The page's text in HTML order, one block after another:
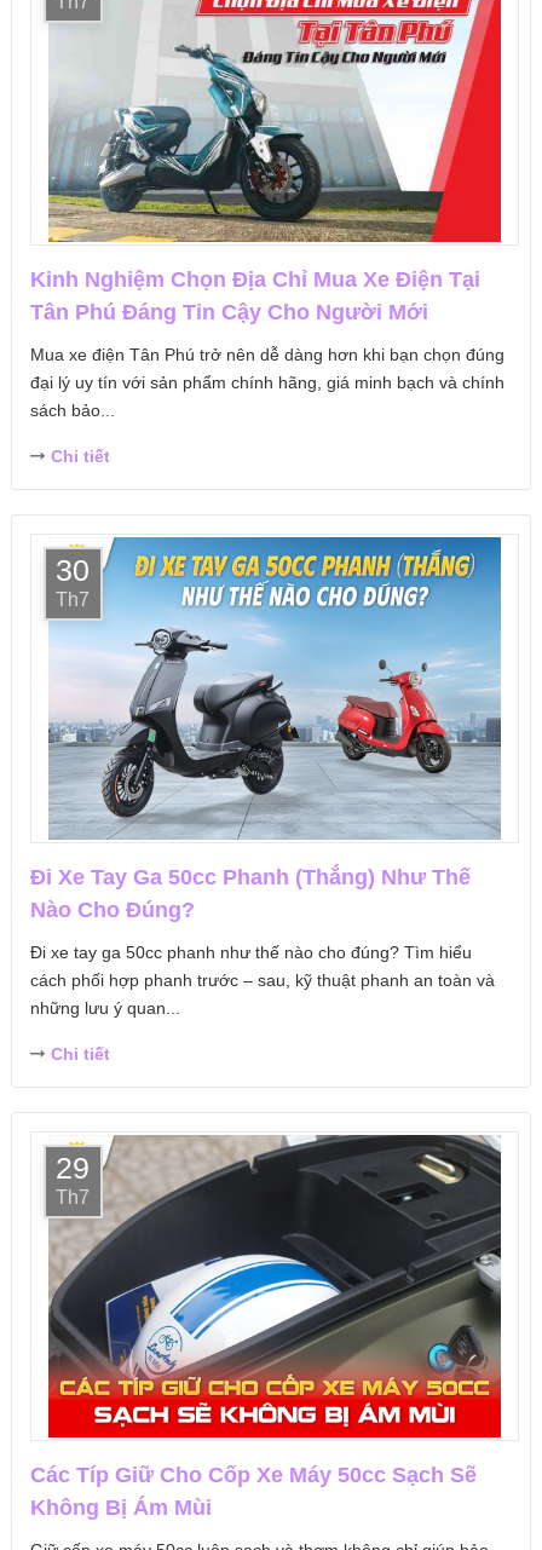
Kinh Nghiệm Chọn Địa Chỉ Mua Xe Điện Tại
Tân Phú Đáng Tin Cậy Cho Người Mới
Mua xe điện Tân Phú trở nên dễ dàng hơn khi bạn chọn đúng
đại lý uy tín với sản phẩm chính hãng, giá minh bạch và chính
sách bảo...
Chi tiết
30
Th7
Đi Xe Tay Ga 50cc Phanh (Thắng) Như Thế
Nào Cho Đúng?
Đi xe tay ga 50cc phanh như thế nào cho đúng? Tìm hiểu
cách phối hợp phanh trước – sau, kỹ thuật phanh an toàn và
những lưu ý quan...
Chi tiết
29
Th7
Các Típ Giữ Cho Cốp Xe Máy 50cc Sạch Sẽ
Không Bị Ám Mùi